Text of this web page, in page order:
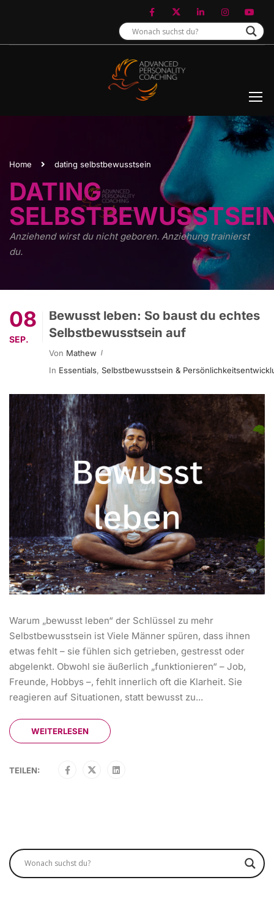
Home dating selbstbewusstsein
DATING
Anziehend wirst du nicht geboren. Anziehung trainierst
du.
08
SEP.
Bewusst leben: So baust du echtes
Selbstbewusstsein auf
Von Mathew
In Essentials, Selbstbewusstsein &
Warum „bewusst leben“ der Schlüssel zu mehr
Selbstbewusstsein ist Viele Männer spüren, dass ihnen
etwas fehlt – sie fühlen sich getrieben, gestresst oder
abgelenkt. Obwohl sie äußerlich „funktionieren“ – Job,
Freunde, Hobbys –, fehlt innerlich oft die Klarheit. Sie
reagieren auf Situationen, statt bewusst zu...
WEITERLESEN
TEILEN: